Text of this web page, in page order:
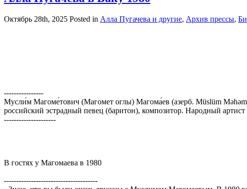
Октябрь 28th, 2025 Posted in Алла Пугачева и другие, Архив прессы,
----------------
Мусли́м Магоме́тович (Магомет оглы) Магома́ев (азерб. Müslüm
российский эстрадный певец (баритон), композитор. Народный
---------------------
В гостях у Магомаева в 1980
--------------------------------------